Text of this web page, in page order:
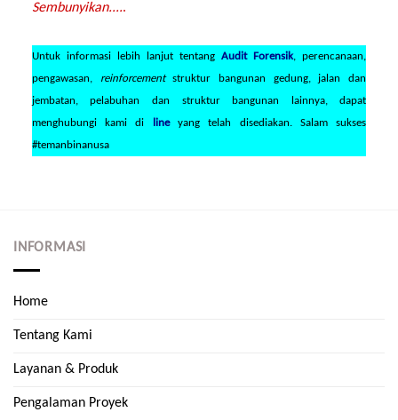
Sembunyikan.....
Untuk informasi lebih lanjut tentangAudit Forensik, perencanaan,
pengawasan,
reinforcementstruktur bangunan gedung, jalan dan
jembatan, pelabuhan dan struktur bangunan lainnya, dapat
menghubungi kami di
lineyang telah disediakan. Salam sukses
#temanbinanusa
INFORMASI
Home
Tentang Kami
Layanan & Produk
Pengalaman Proyek